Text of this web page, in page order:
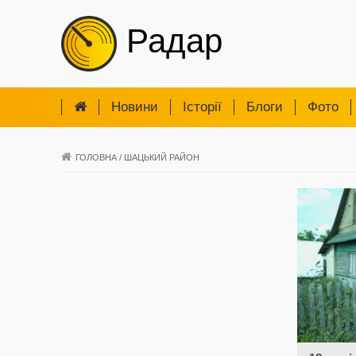
Радар
Новини Iсторії Блоги Фото
ГОЛОВНА / ШАЦЬКИЙ РАЙОН